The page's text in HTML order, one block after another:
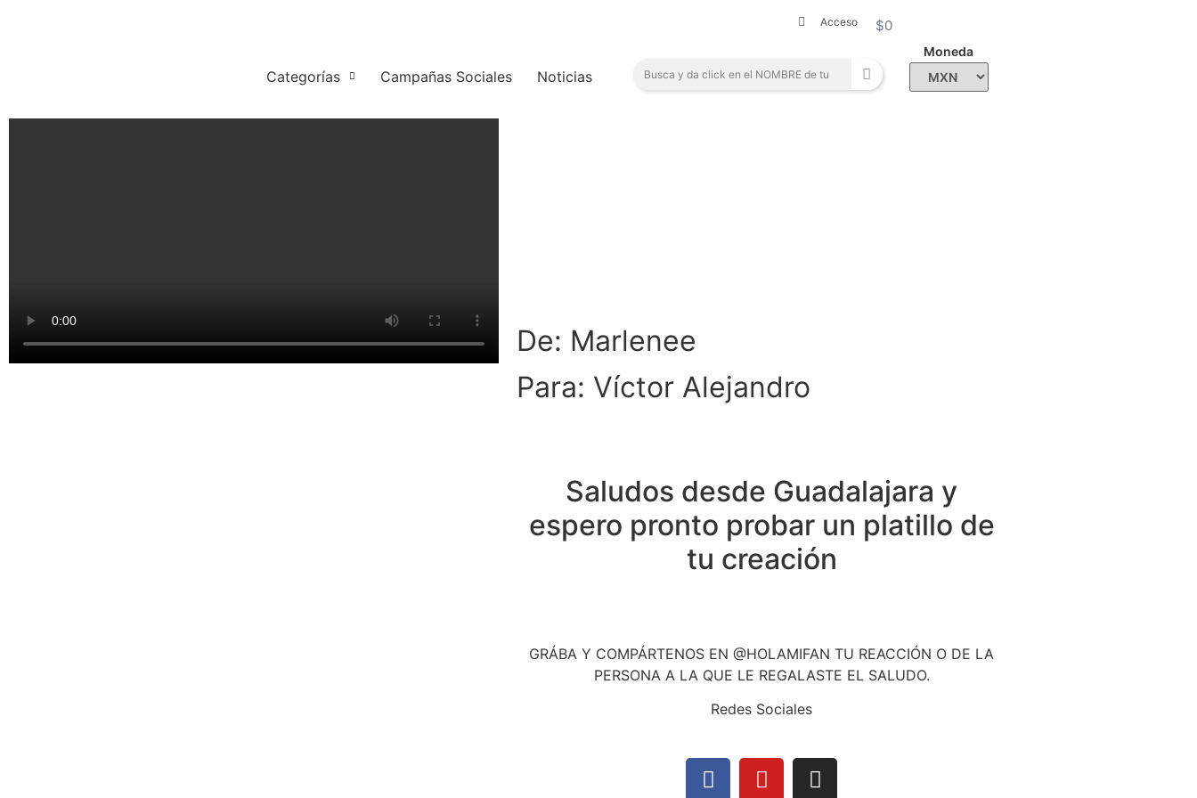
Acceso $0
Categorías Campañas Sociales Noticias
Moneda
De: Marlenee
Para: Víctor Alejandro
Saludos desde Guadalajara y
espero pronto probar un platillo de
tu creación
GRÁBA Y COMPÁRTENOS EN @HOLAMIFAN TU REACCIÓN O DE LA
PERSONA A LA QUE LE REGALASTE EL SALUDO.
Redes Sociales